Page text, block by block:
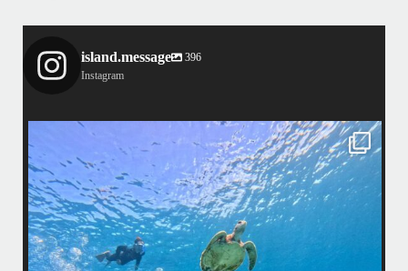
island.message
396
Instagram
island.message
渋谷さん(船長)20年来のリピーター様&
そのお仲間の皆様とケラマへ行って来ました！
・
天気最高ー！
ウミガメ日和で初ダイビングの方もばっちり見れました
・
あっという間の一日でした！
また一緒に潜りましょう